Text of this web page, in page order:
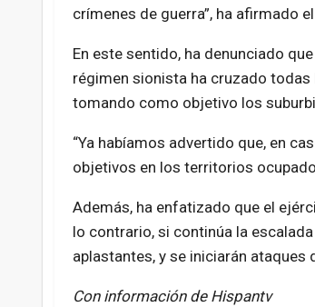
crímenes de guerra”, ha afirmado
En este sentido, ha denunciado
régimen sionista ha cruzado
tomando como objetivo los
“Ya habíamos advertido que, en
objetivos en los territorios
Además, ha enfatizado que el
lo contrario, si continúa la
aplastantes, y se iniciarán ataques
Con información de Hispantv